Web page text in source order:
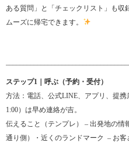
ある質問」と「チェックリスト」も収
ムーズに帰宅できます。
ステップ1｜呼ぶ（予約・受付）
方法：電話、公式LINE、アプリ、提
1:00）は早め連絡が吉。
伝えること（テンプレ） – 出発地の
通り側）・近くのランドマーク – お